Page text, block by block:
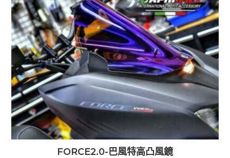
FORCE2.0-巴風特高凸風鏡